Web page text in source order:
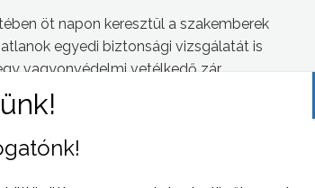
öt napon keresztül a szakemberek
egyedi biztonsági vizsgálatát is
vagyonvédelmi vetélkedő zár.
hívta életre, amely kezdeményezés – az
elleni bűncselekmények számának
készségeinek fejlesztését.